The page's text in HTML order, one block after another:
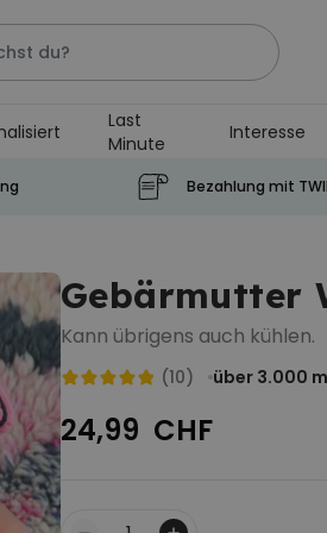
Aperol
Aperol
Spritz Glas mit Name
über 19.400
mal gekauft
24,99 CHF
Personalisierbar
Handtuch
Monogramm
CHF
Last
Minute
Interesse
Bezahlung mit
Gebärmutter
Kann übrigens auch kühlen.
(10) über 3.000
24,99 CHF